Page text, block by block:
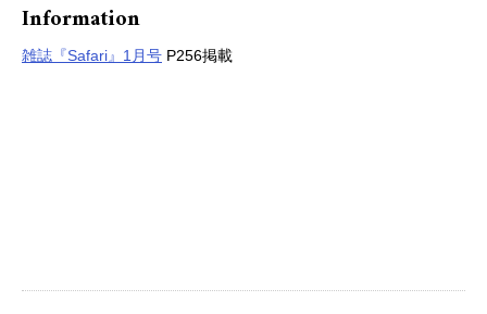
Information
雑誌『Safari』1月号 P256掲載